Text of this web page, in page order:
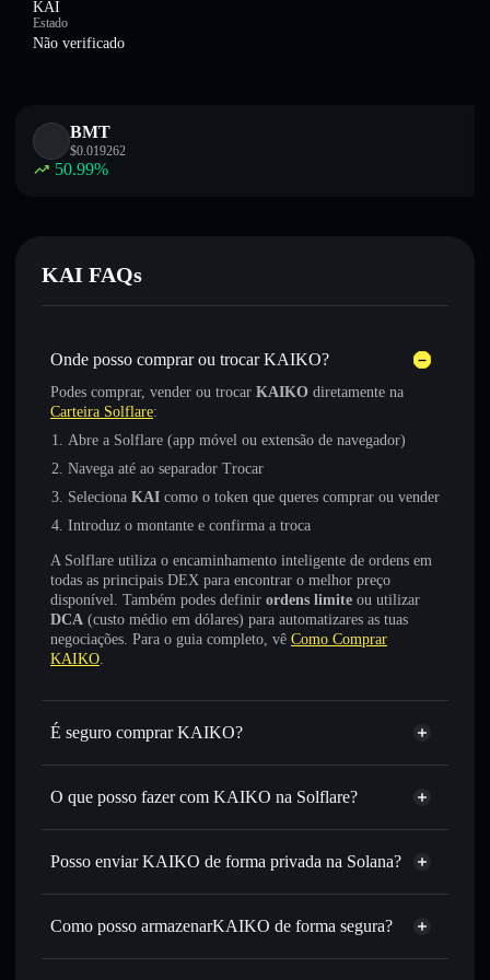
KAI
Estado
Não verificado
BMT
$0.019262
50.99%
KAI FAQs
Onde posso comprar ou trocar KAIKO?
Podes comprar, vender ou trocar KAIKO diretamente na
Carteira Solflare:
Abre a Solflare (app móvel ou extensão de navegador)
Navega até ao separador Trocar
Seleciona KAI como o token que queres comprar ou vender
Introduz o montante e confirma a troca
A Solflare utiliza o encaminhamento inteligente de ordens em
todas as principais DEX para encontrar o melhor preço
disponível. Também podes definir ordens limite ou utilizar
DCA (custo médio em dólares) para automatizares as tuas
negociações. Para o guia completo, vê Como Comprar
KAIKO.
É seguro comprar KAIKO?
KAIKO não está verificado
O que posso fazer com KAIKO na Solflare?
KAIKO
Carteira Solflare
Trocar instantaneamente— trocar KAI por SOL, USDC
inteligente de ordens para obteres o melhor preço
Posso enviar KAIKO de forma privada na Solana?
Agregador de Privacidade
Como posso armazenarKAIKO de forma segura?
KAIKO
carteira